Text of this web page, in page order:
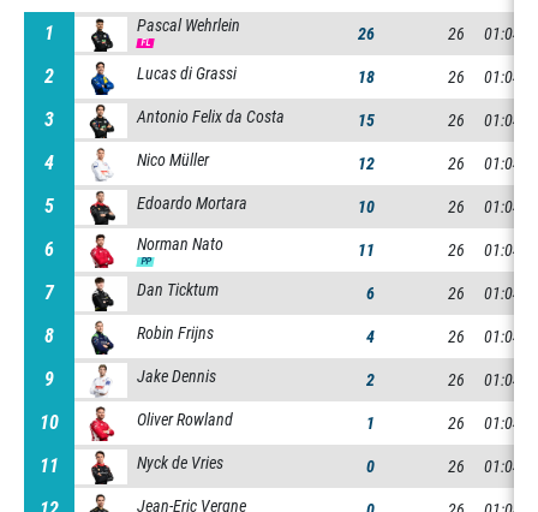
1 Pascal Wehrlein
FL 26 26
2 Lucas di Grassi 18 26
3 Antonio Felix da Costa 15 26
4 Nico Müller 12 26
5 Edoardo Mortara 10 26
6 Norman Nato
PP
11 26
7 Dan Ticktum 6 26
8 Robin Frijns 4 26
9 Jake Dennis 2 26
10 Oliver Rowland 1 26
11 Nyck de Vries 0 26
Jean-Eric Vergne
1
2
3
4
5
6
7
8
9
10
11